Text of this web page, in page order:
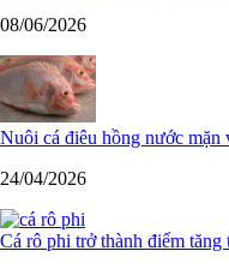
08/06/2026
Nuôi cá điêu hồng nước mặn
24/04/2026
Cá rô phi trở thành điểm